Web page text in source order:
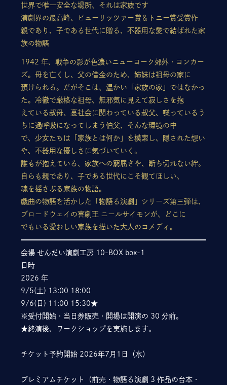
世界で唯一安全な場所、それは家族です
演劇界の最高峰、ピューリッツァー賞＆トニー賞受賞作
親であり、子である世代に贈る、不器用な愛で結ばれた家
族の物語
1942 年、戦争の影が色濃いニューヨーク郊外・ヨンカー
ズ。母を亡くし、父の借金のため、姉妹は祖母の家に
預けられる。だがそこは、温かい「家族の家」ではなかっ
た。冷徹で厳格な祖母、無邪気に見えて寂しさを抱
えている叔母、裏社会に関わっている叔父、喋っているう
ちに過呼吸になってしまう伯父、そんな環境の中
で、少女たちは「家族とは何か」を模索し、隠された想い
や、不器用な優しさに気づいていく。
誰もが抱えている、家族への窮屈さや、断ち切れない絆。
自らも親であり、子である世代にこそ観てほしい、
魂を揺さぶる家族の物語。
戯曲の物語を活かした「物語る演劇」シリーズ第三弾は、
ブロードウェイの喜劇王 ニールサイモンが、どこに
でもいる愛おしい家族を描いた大人のコメディ。
会場 せんだい演劇工房 10-BOX box-1
日時
2026 年
9/5(土) 13:00 18:00
9/6(日) 11:00 15:30★
※受付開始・当日券販売・開場は開演の 30 分前。
★終演後、ワークショップを実施します。
チケット予約開始 2026年7月1日（水）
プレミアムチケット（前売・物語る演劇 3 作品の台本・